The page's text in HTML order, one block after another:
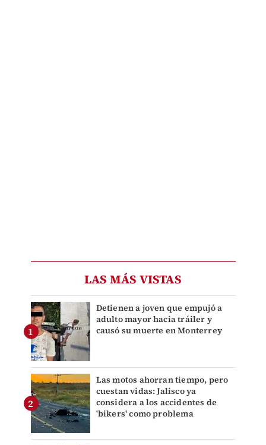
LAS MÁS VISTAS
Detienen a joven que empujó a
adulto mayor hacia tráiler y
causó su muerte en Monterrey
Las motos ahorran tiempo, pero
cuestan vidas: Jalisco ya
considera a los accidentes de
'bikers' como problema